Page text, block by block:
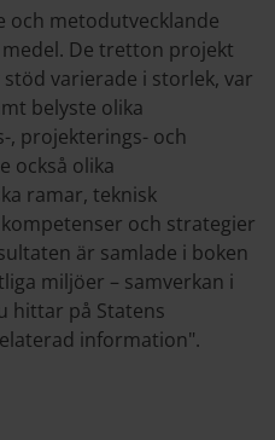
och metodutvecklande
De tretton projekt
varierade i storlek, var
belyste olika
projekterings- och
också olika
ramar, teknisk
och strategier
är samlade i boken
miljöer – samverkan i
hittar på Statens
information".